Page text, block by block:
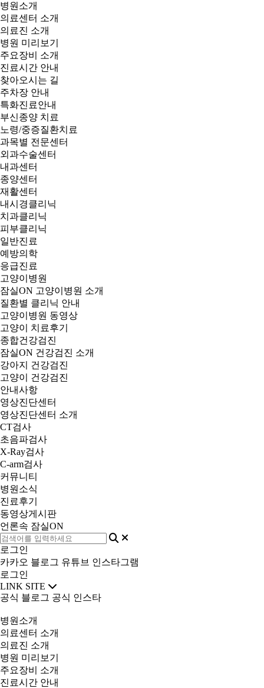
병원소개
의료센터 소개
의료진 소개
병원 미리보기
주요장비 소개
진료시간 안내
찾아오시는 길
주차장 안내
특화진료안내
부신종양 치료
노령/중증질환치료
과목별 전문센터
외과수술센터
내과센터
종양센터
재활센터
내시경클리닉
치과클리닉
피부클리닉
일반진료
예방의학
응급진료
고양이병원
잠실ON 고양이병원 소개
질환별 클리닉 안내
고양이병원 동영상
고양이 치료후기
종합건강검진
잠실ON 건강검진 소개
강아지 건강검진
고양이 건강검진
안내사항
영상진단센터
영상진단센터 소개
CT검사
초음파검사
X-Ray검사
C-arm검사
커뮤니티
병원소식
진료후기
동영상게시판
언론속 잠실ON
로그인
카카오 블로그 유튜브 인스타그램
로그인
LINK SITE
공식 블로그 공식 인스타
병원소개
의료센터 소개
의료진 소개
병원 미리보기
주요장비 소개
진료시간 안내